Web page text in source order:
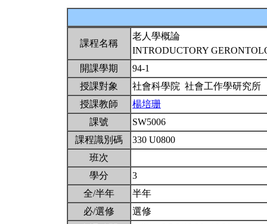
課程名稱
老人學概論
INTRODUCTORY
開課學期
94-1
授課對象
社會科學院 社會工作學研究所
授課教師
楊培珊
課號
SW5006
課程識別碼
330 U0800
班次
學分
3
全/半年
半年
必/選修
選修